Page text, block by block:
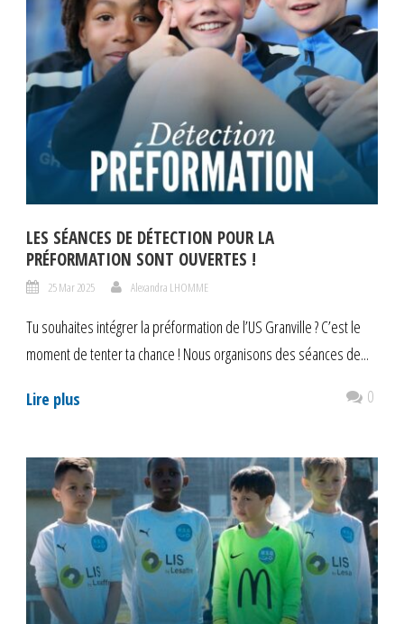
LES SÉANCES DE DÉTECTION POUR LA
PRÉFORMATION SONT OUVERTES !
25 Mar 2025 Alexandra LHOMME
Tu souhaites intégrer la préformation de l’US Granville ? C’est le
moment de tenter ta chance ! Nous organisons des séances de...
Lire plus 0